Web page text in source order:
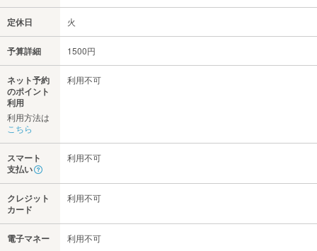
定休日 火
予算詳細 1500円
ネット予約
のポイント
利用
利用方法は
こちら
利用不可
スマート
支払い
利用不可
クレジット
カード
利用不可
電子マネー 利用不可